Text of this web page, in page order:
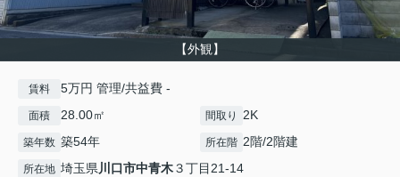
【外観】
賃料 5万円 管理/共益費 -
面積 28.00㎡ 間取り 2K
築年数 築54年 所在階 2階/2階建
所在地 埼玉県川口市中青木３丁目21-14